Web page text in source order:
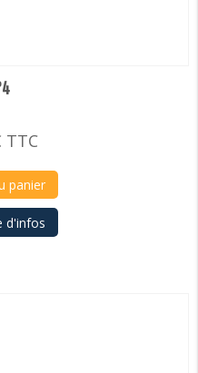
TTC
panier
d'infos